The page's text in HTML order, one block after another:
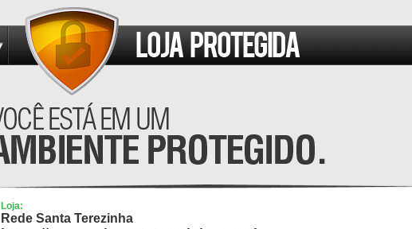
Loja:
Rede Santa Terezinha